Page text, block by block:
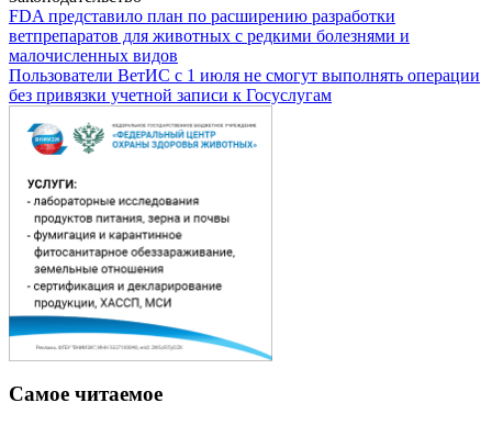
FDA представило план по расширению разработки
ветпрепаратов для животных с редкими болезнями и
малочисленных видов
Пользователи ВетИС с 1 июля не смогут выполнять операции
без привязки учетной записи к Госуслугам
Самое читаемое